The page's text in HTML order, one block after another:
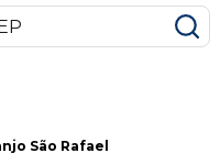
São Rafael